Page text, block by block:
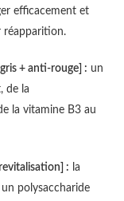
efficacement et
réapparition.
+ anti-rouge] : un
de la
la vitamine B3 au
: la
polysaccharide